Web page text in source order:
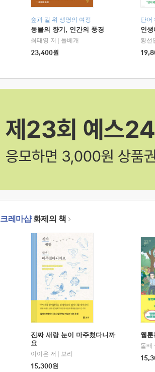
숲과 길 위 생명의 여정
동물의 향기, 인간의 풍경
최태영 저
돌베개
23,400원
단어
인
황선
크레마샵화제의 책
진짜 새랑 눈이 마주쳤다니까
요
이이은 저
보리
15,300원
웹
돌배